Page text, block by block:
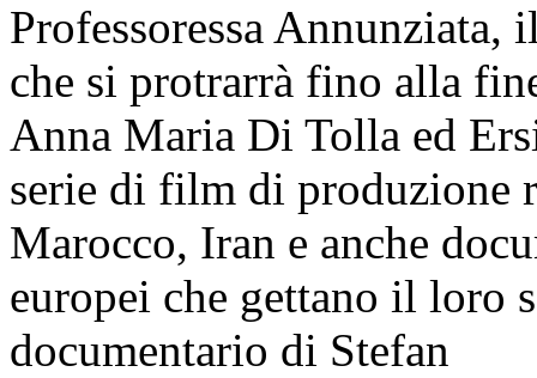
Professoressa Annunziata,
che si protrarrà fino alla
Anna Maria Di Tolla ed
serie di film di produzione
Marocco, Iran e anche
europei che gettano il loro
documentario di Stefan